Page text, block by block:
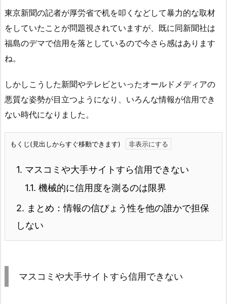
東京新聞の記者が厚労省で机を叩くなどして暴力的な取材
をしていたことが問題視されていますが、既に同新聞社は
福島のデマで信用を落としているので今さら感はあります
ね。
しかしこうした新聞やテレビといったオールドメディアの
悪質な姿勢が目立つようになり、いろんな情報が信用でき
ない時代になりました。
もくじ(見出しからすぐ移動できます)
1. マスコミや大手サイトすら信用できない
1.1. 機械的に信用度を測るのは限界
2. まとめ：情報の信ぴょう性を他の誰かで担保
しない
マスコミや大手サイトすら信用できない